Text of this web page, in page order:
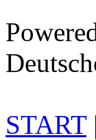
START|